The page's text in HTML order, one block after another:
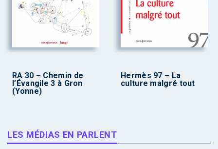
RA 30 – Chemin de
l’Évangile 3 à Gron
(Yonne)
Hermès 97 – La
culture malgré tout
LES MÉDIAS EN PARLENT